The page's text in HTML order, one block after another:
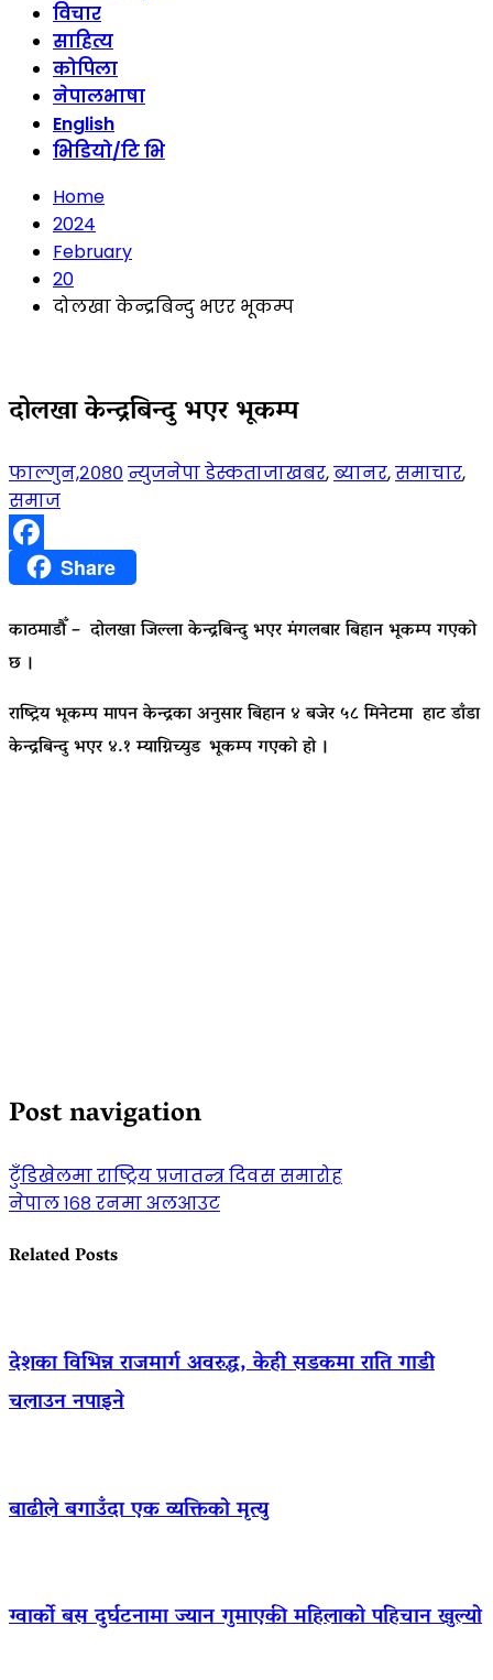
विचार
साहित्य
कोपिला
नेपालभाषा
English
भिडियो/टि भि
Home
2024
February
20
दोलखा केन्द्रबिन्दु भएर भूकम्प
दोलखा केन्द्रबिन्दु भएर भूकम्प
फाल्गुन,२०८० न्युजनेपा डेस्कताजाखबर,ब्यानर,समाचार,
समाज
FacebookShare
काठमाडौँ – दोलखा जिल्ला केन्द्रबिन्दु भएर मंगलबार बिहान भूकम्प गएको
छ ।
राष्ट्रिय भूकम्प मापन केन्द्रका अनुसार बिहान ४ बजेर ५८ मिनेटमा हाट डाँडा
केन्द्रबिन्दु भएर ४.१ म्याग्निच्युड भूकम्प गएको हो ।
Post navigation
टुँडिखेलमा राष्ट्रिय प्रजातन्त्र दिवस समारोह
नेपाल १६८ रनमा अलआउट
Related Posts
देशका विभिन्न राजमार्ग अवरुद्ध, केही सडकमा राति गाडी
चलाउन नपाइने
बाढीले बगाउँदा एक व्यक्तिको मृत्यु
ग्वार्को बस दुर्घटनामा ज्यान गुमाएकी महिलाको पहिचान खुल्यो